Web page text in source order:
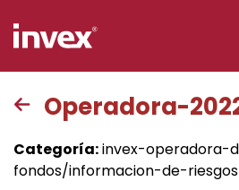
Acceso a
clientes
Operadora-
Categoría:invex-operadora-
fondos/informacion-de-